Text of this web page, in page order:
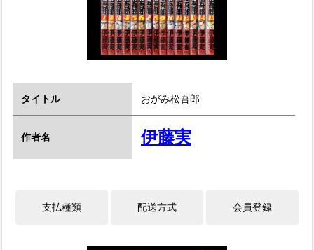
タイトル おがみ松吾郎
作者名 伊藤実